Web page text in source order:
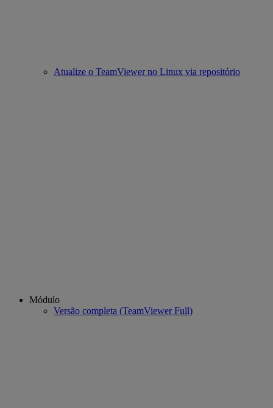
Atualize o TeamViewer no Linux via repositório
Módulo
Versão completa (TeamViewer Full)